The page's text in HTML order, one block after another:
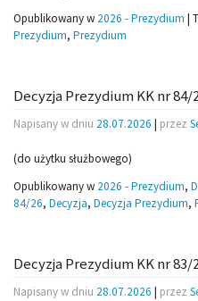
Opublikowany w 2026 - Prezydium
Prezydium, Prezydium
Decyzja Prezydium KK nr
Napisany w dniu 28.07.2026 przez
(do użytku służbowego)
Opublikowany w 2026 - Prezydium,
84/26, Decyzja, Decyzja Prezydium,
Decyzja Prezydium KK nr
Napisany w dniu 28.07.2026 | przez